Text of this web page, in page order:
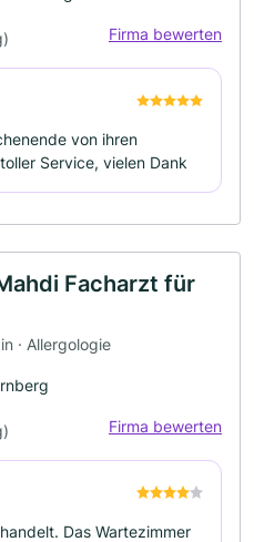
Firma bewerten
von ihren
Service, vielen Dank
Facharzt für
· Allergologie
Firma bewerten
Das Wartezimmer